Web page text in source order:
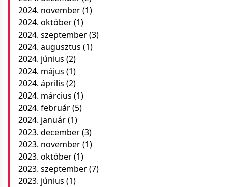
2024. november(1)
2024. október(1)
2024. szeptember(3)
2024. augusztus (1)
2024. június (2)
2024. május (1)
2024. április (2)
2024. március (1)
2024. február(5)
2024. január(1)
2023. december(3)
2023. november(1)
2023. október(1)
2023. szeptember(7)
2023. június (1)